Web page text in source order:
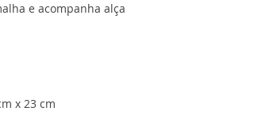
e acompanha alça
x 23 cm